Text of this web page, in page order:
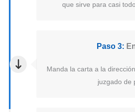
que sirve para casi
Paso 3:
Manda la carta a la
juzgado de